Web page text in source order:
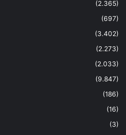
(2.365)
(697)
(3.402)
(2.273)
(2.033)
(9.847)
(186)
(16)
(3)